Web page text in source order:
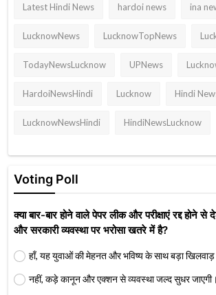
Latest Hindi News hardoi news ina
LucknowNews LucknowTopNews
TodayNewsLucknow UPNews
HardoiNewsHindi Lucknow Hindi
LucknowNewsHindi HindiNewsLucknow
Voting Poll
क्या बार-बार होने वाले पेपर लीक और परीक्षाएं रद्द होने
और सरकारी व्यवस्था पर भरोसा खतरे में है?
हाँ, यह युवाओं की मेहनत और भविष्य के साथ बड़ा
नहीं, कड़े कानून और एक्शन से व्यवस्था जल्द सुधर जाएगी।